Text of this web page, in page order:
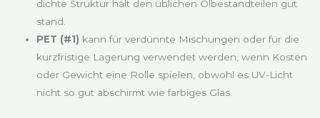
dichte Struktur hält den üblichen Ölbestandteilen gut
stand.
PET (#1) kann für verdünnte Mischungen oder für die
kurzfristige Lagerung verwendet werden, wenn Kosten
oder Gewicht eine Rolle spielen, obwohl es UV-Licht
nicht so gut abschirmt wie farbiges Glas.